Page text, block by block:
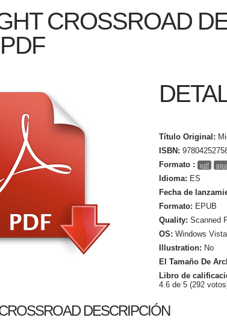
CROSSROAD
Título Original:
ISBN:
Formato :
pdf
Idioma: ES
Fecha de
Formato: EPUB
Quality: Scanned
OS: Windows
Illustration: No
El Tamaño De
Libro de
4.6 de 5 (292
DESCRIPCIÓN